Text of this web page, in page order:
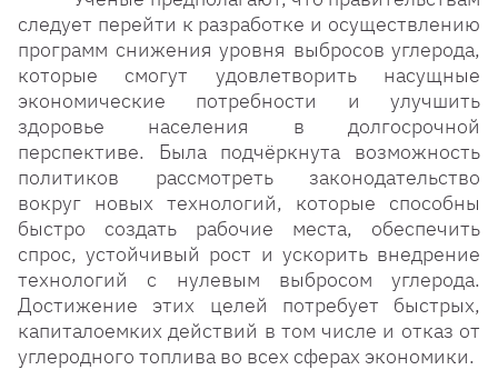
следует перейти к разработке и осуществлению
программ снижения уровня выбросов углерода,
которые смогут удовлетворить насущные
экономические потребности и улучшить
здоровье населения в долгосрочной
перспективе. Была подчёркнута возможность
политиков рассмотреть законодательство
вокруг новых технологий, которые способны
быстро создать рабочие места, обеспечить
спрос, устойчивый рост и ускорить внедрение
технологий с нулевым выбросом углерода.
Достижение этих целей потребует быстрых,
капиталоемких действий в том числе и отказ от
углеродного топлива во всех сферах экономики.